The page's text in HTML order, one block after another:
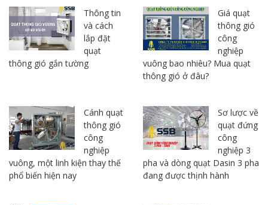
Thông tin
và cách
lắp đặt
quạt
thông gió gắn tường
Giá quạt
thông gió
công
nghiệp
vuông bao nhiêu? Mua quạt
thông gió ở đâu?
Cánh quạt
thông gió
công
nghiệp
vuông, một linh kiện thay thế
phổ biến hiện nay
Sơ lược về
quạt đứng
công
nghiệp 3
pha và dòng quạt Dasin 3 pha
đang được thịnh hành